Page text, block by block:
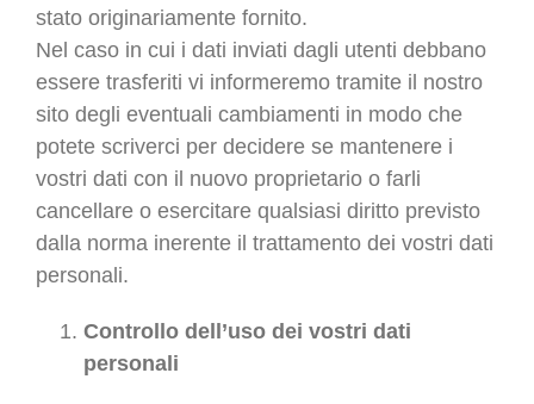
stato originariamente fornito.
Nel caso in cui i dati inviati dagli utenti debbano
essere trasferiti vi informeremo tramite il nostro
sito degli eventuali cambiamenti in modo che
potete scriverci per decidere se mantenere i
vostri dati con il nuovo proprietario o farli
cancellare o esercitare qualsiasi diritto previsto
dalla norma inerente il trattamento dei vostri dati
personali.
Controllo dell’uso dei vostri dati
personali